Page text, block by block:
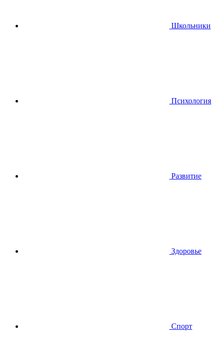
Школьники
Психология
Развитие
Здоровье
Спорт